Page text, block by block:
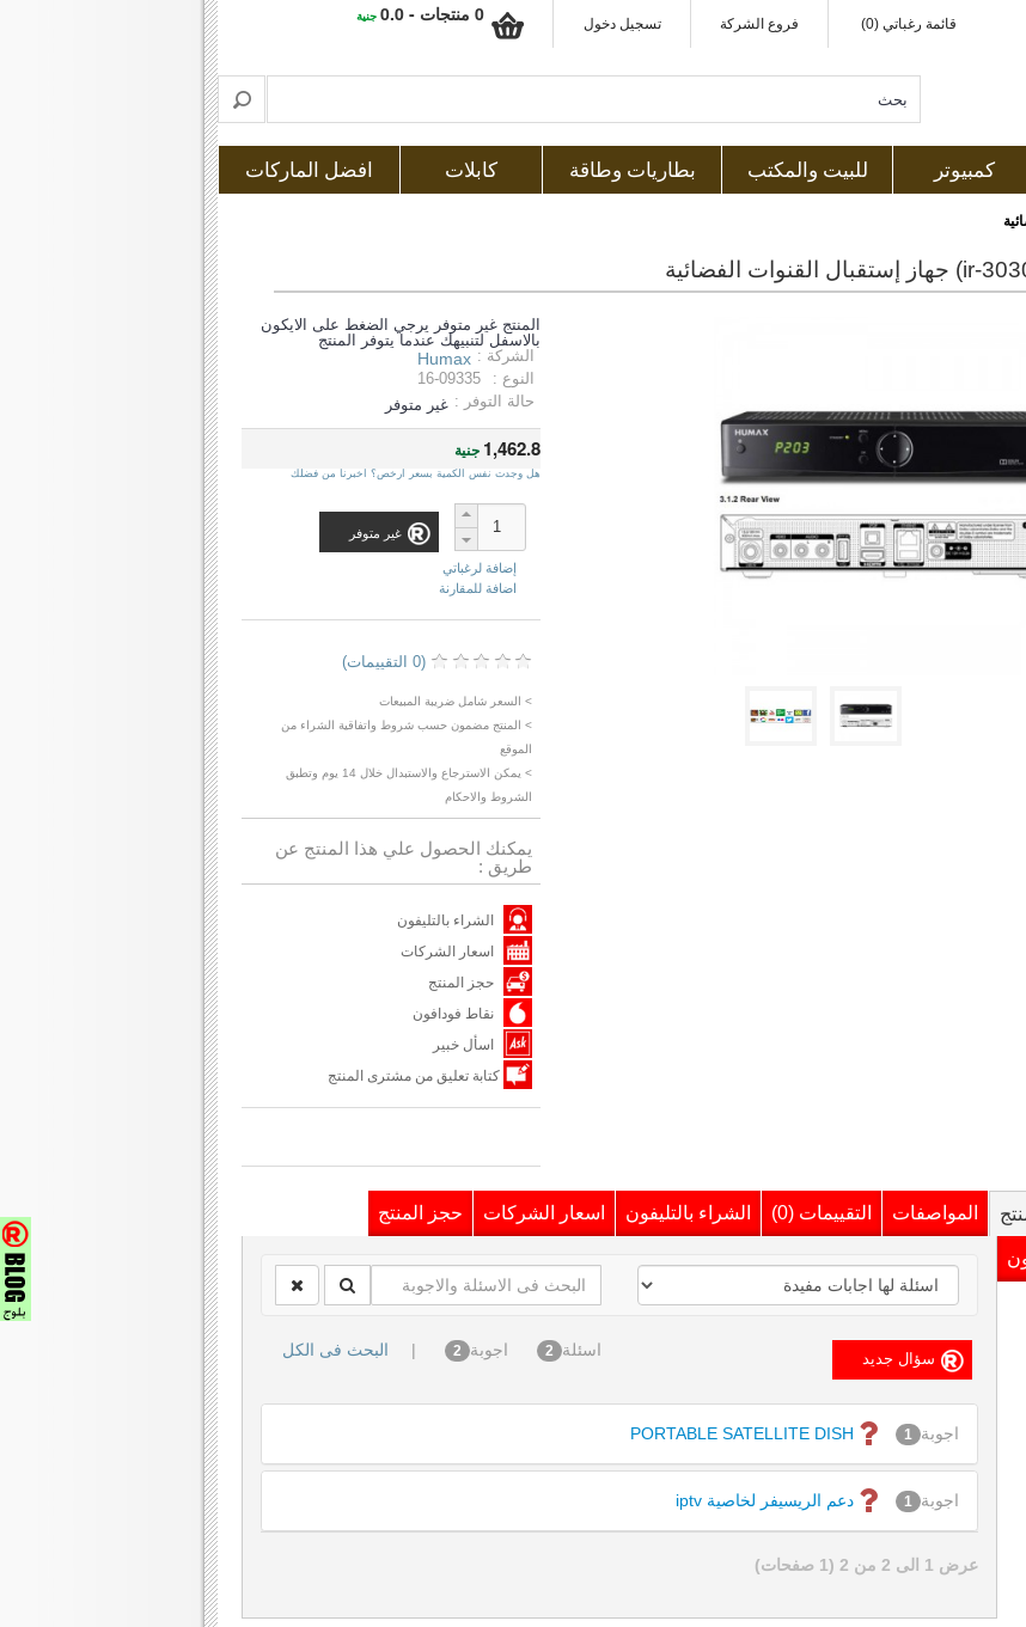
قائمة رغباتي (0) فروع الشركة تسجيل دخول 0 منتجات - 0.0 جنية
كمبيوتر للبيت والمكتب بطاريات وطاقة كابلات افضل الماركات
المنتج غير متوفر يرجي الضغط على الايكون
بالاسفل لتنبيهك عندما يتوفر المنتج
الشركة : Humax
النوع :
16-09335
حالة التوفر : غير متوفر
1,462.8 جنية
هل وجدت نفس الكمية بسعر ارخص؟ اخبرنا من فضلك
غير متوفر
إضافة لرغباتي
اضافة للمقارنة
(0 التقييمات)
> السعر شامل ضريبة المبيعات
> المنتج مضمون حسب شروط واتفاقية الشراء من
الموقع
> يمكن الاسترجاع والاستبدال خلال 14 يوم وتطبق
الشروط والاحكام
يمكنك الحصول علي هذا المنتج عن
طريق :
الشراء بالتليفون
اسعار الشركات
حجز المنتج
نقاط فودافون
اسأل خبير
كتابة تعليق من مشترى المنتج
المواصفات التقييمات (0) الشراء بالتليفون اسعار الشركات حجز المنتج
اسئلة 2 اجوبة 2
| البحث فى الكل
PORTABLE SATELLITE DISH اجوبة 1
دعم الريسيفر لخاصية iptv اجوبة 1
عرض 1 الى 2 من 2 (1 صفحات)